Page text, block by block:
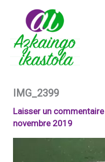
contenu
IMG_2399
Laisser un commentaire
novembre 2019